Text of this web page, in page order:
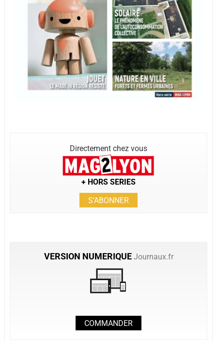
Directement chez vous
+ HORS SERIES
S’ABONNER
VERSION NUMERIQUE Journaux.fr
COMMANDER